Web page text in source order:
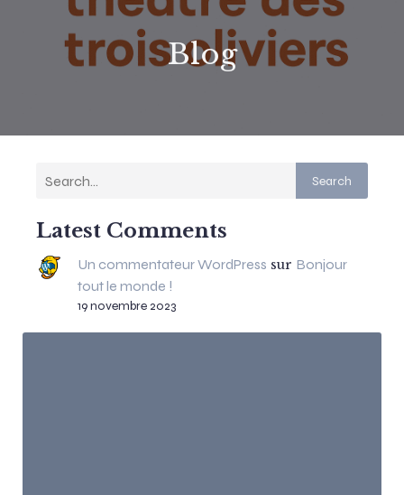
Blog
Search
Latest Comments
Un commentateur WordPress sur Bonjour
tout le monde !
19 novembre 2023